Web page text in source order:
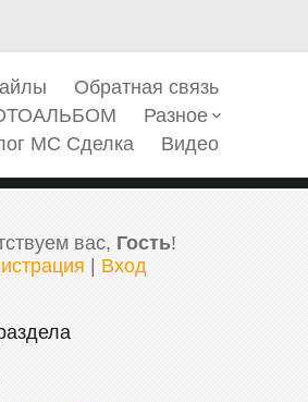
Обратная связь
Разное keyboard_arrow_down
МС Сделка Видео
вас, Гость!
Вход